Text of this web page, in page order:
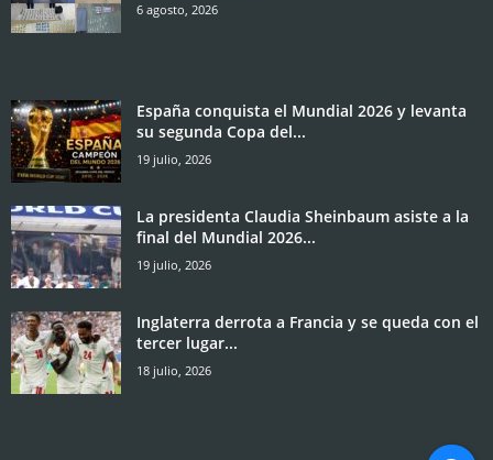
6 agosto, 2026
España conquista el Mundial 2026 y levanta
su segunda Copa del...
19 julio, 2026
La presidenta Claudia Sheinbaum asiste a la
final del Mundial 2026...
19 julio, 2026
Inglaterra derrota a Francia y se queda con el
tercer lugar...
18 julio, 2026